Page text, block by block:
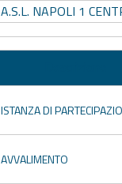
A.S.L. NAPOLI 1
ISTANZA DI
AVVALIMENTO